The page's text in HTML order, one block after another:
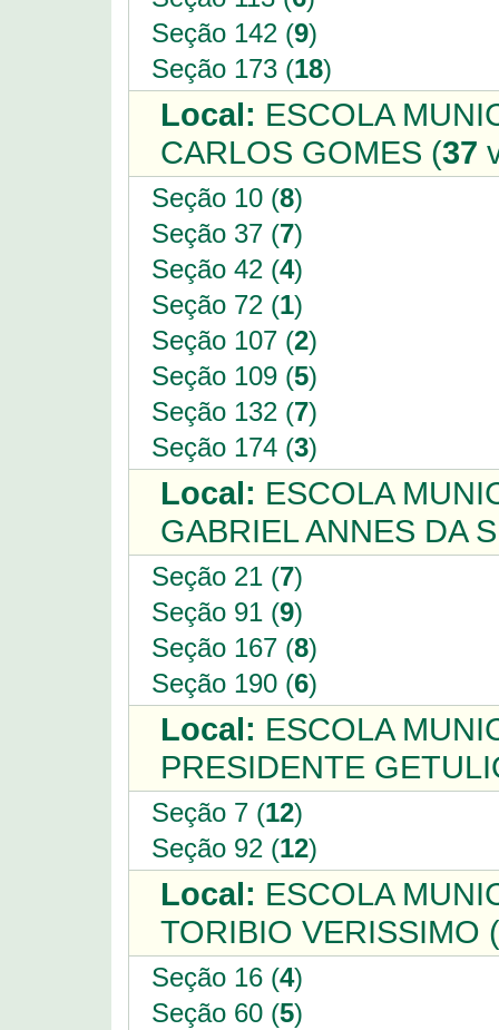
Seção 142 (9)
Seção 173 (18)
Local: ESCOLA
CARLOS GOMES (37
Seção 10 (8)
Seção 37 (7)
Seção 42 (4)
Seção 72 (1)
Seção 107 (2)
Seção 109 (5)
Seção 132 (7)
Seção 174 (3)
Local: ESCOLA
GABRIEL ANNES DA
Seção 21 (7)
Seção 91 (9)
Seção 167 (8)
Seção 190 (6)
Local: ESCOLA
PRESIDENTE
Seção 7 (12)
Seção 92 (12)
Local: ESCOLA
TORIBIO VERISSIMO (
Seção 16 (4)
Seção 60 (5)